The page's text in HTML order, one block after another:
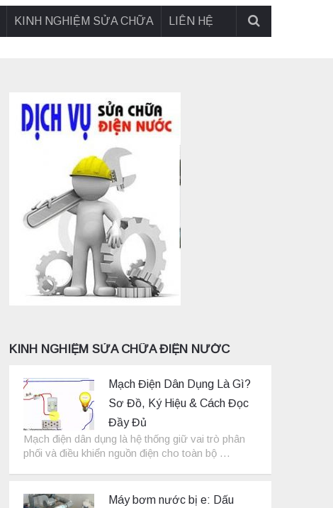
KINH NGHIỆM SỬA CHỮA LIÊN HỆ
KINH NGHIỆM SỬA CHỮA ĐIỆN NƯỚC
Mạch Điện Dân Dụng Là Gì?
Sơ Đồ, Ký Hiệu & Cách Đọc
Đầy Đủ
Mạch điện dân dụng là hệ thống giữ vai trò phân
phối và điều khiển nguồn điện cho toàn bộ …
Máy bơm nước bị e: Dấu